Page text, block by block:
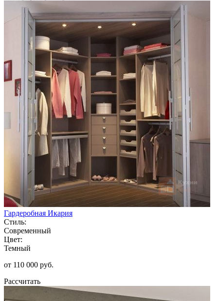
Гардеробная Икария
Стиль:
Современный
Цвет:
Темный
от 110 000 руб.
Рассчитать